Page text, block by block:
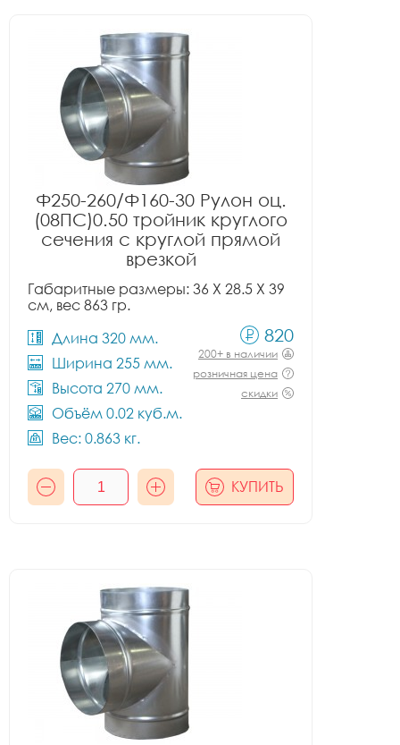
Ф250-260/Ф160-30 Рулон оц.
(08ПС)0.50 тройник круглого
сечения с круглой прямой
врезкой
Габаритные размеры: 36 X 28.5 X 39
см, вес 863 гр.
Длина 320 мм.
Ширина 255 мм.
Высота 270 мм.
Объём 0.02 куб.м.
Вес: 0.863 кг.
820
200+ в наличии
розничная цена
скидки
КУПИТЬ